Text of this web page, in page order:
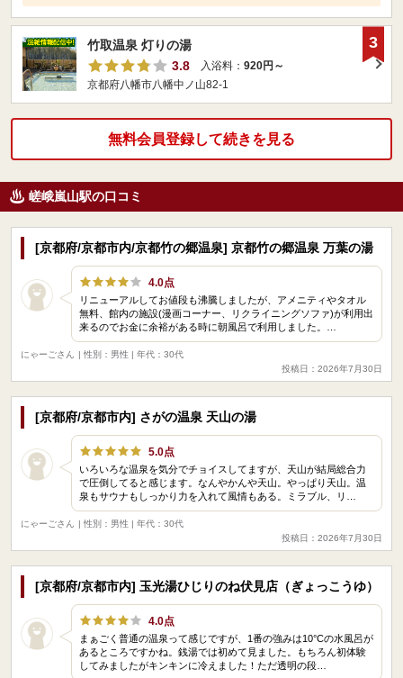
竹取温泉 灯りの湯
3.8
入浴料： 920円～
京都府八幡市八幡中ノ山82-1
3
無料会員登録して続きを見る
嵯峨嵐山駅の口コミ
[京都府/京都市内/京都竹の郷温泉] 京都竹の郷温泉 万葉の湯
4.0点
リニューアルしてお値段も沸騰しましたが、アメニティやタオル
無料、館内の施設(漫画コーナー、リクライニングソファ)が利用出
来るのでお金に余裕がある時に朝風呂で利用しました。…
にゃーごさん
| 性別：男性 | 年代：30代
投稿日：2026年7月30日
[京都府/京都市内] さがの温泉 天山の湯
5.0点
いろいろな温泉を気分でチョイスしてますが、天山が結局総合力
で圧倒してると感じます。なんやかんや天山。やっぱり天山。温
泉もサウナもしっかり力を入れて風情もある。ミラブル、リ…
にゃーごさん
| 性別：男性 | 年代：30代
投稿日：2026年7月30日
[京都府/京都市内] 玉光湯ひじりのね伏見店（ぎょっこうゆ）
4.0点
まぁごく普通の温泉って感じですが、1番の強みは10°Cの水風呂が
あるところですかね。銭湯では初めて見ました。もちろん初体験
してみましたがキンキンに冷えました！ただ透明の段…